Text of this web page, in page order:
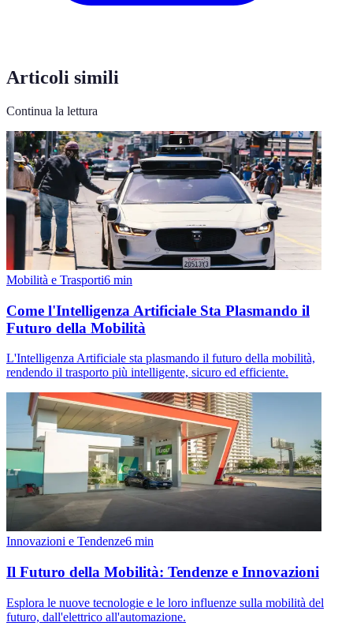
Articoli simili
Continua la lettura
Mobilità e Trasporti6 min
Come l'Intelligenza Artificiale Sta Plasmando il
Futuro della Mobilità
L'Intelligenza Artificiale sta plasmando il futuro della mobilità,
rendendo il trasporto più intelligente, sicuro ed efficiente.
Innovazioni e Tendenze6 min
Il Futuro della Mobilità: Tendenze e Innovazioni
Esplora le nuove tecnologie e le loro influenze sulla mobilità del
futuro, dall'elettrico all'automazione.